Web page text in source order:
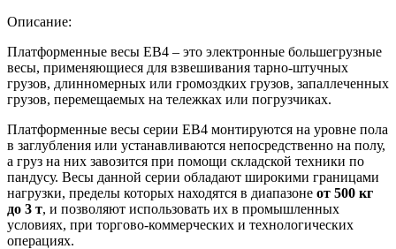
Описание:
Платформенные весы EB4 – это электронные большегрузные
весы, применяющиеся для взвешивания тарно-штучных
грузов, длинномерных или громоздких грузов, запаллеченных
грузов, перемещаемых на тележках или погрузчиках.
Платформенные весы серии ЕВ4 монтируются на уровне пола
в заглубления или устанавливаются непосредственно на полу,
а груз на них завозится при помощи складской техники по
пандусу. Весы данной серии обладают широкими границами
нагрузки, пределы которых находятся в диапазоне от 500 кг
до 3 т, и позволяют использовать их в промышленных
условиях, при торгово-коммерческих и технологических
операциях.